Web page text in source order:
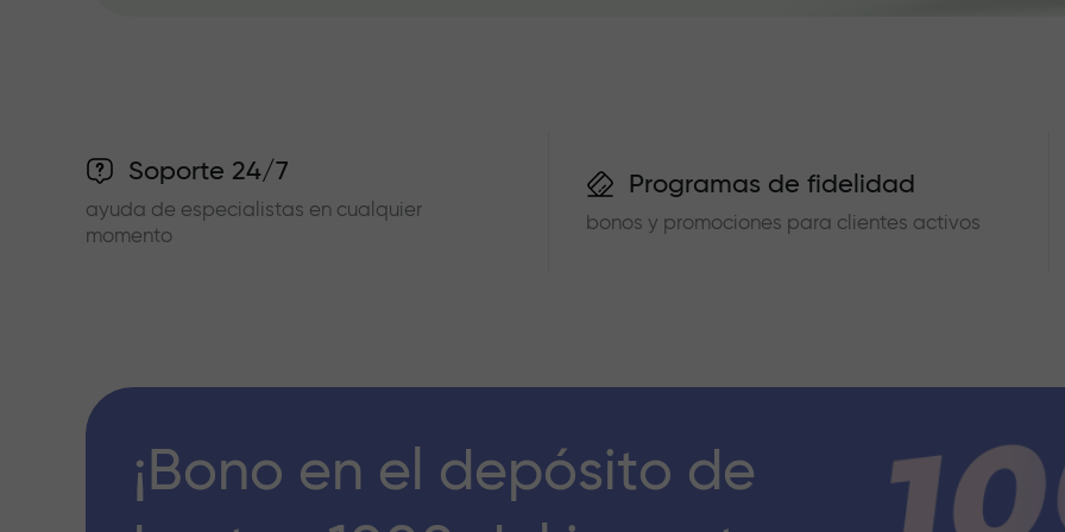
Soporte 24/7
ayuda de especialistas en cualquier
momento
Programas de fidelidad
bonos y promociones para clientes activos
¡Bono en el depósito de